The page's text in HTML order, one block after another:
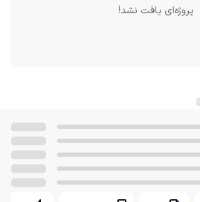
پروژه‌ای یافت نشد!